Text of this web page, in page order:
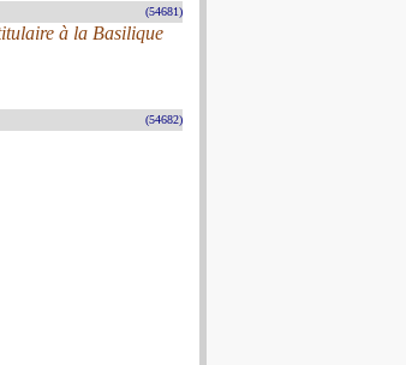
(54681)
à la Basilique
(54682)